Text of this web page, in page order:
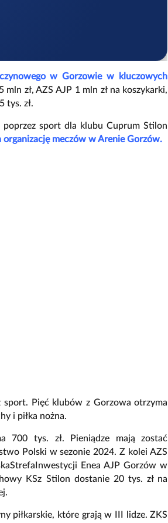
w Gorzowie w kluczowych
zł, AZS AJP 1 mln zł na koszykarki,
tys. zł.
poprzez sport dla klubu Cuprum Stilon
organizację meczów w Arenie Gorzów.
sport. Pięć klubów z Gorzowa otrzyma
i piłka nożna.
700 tys. zł. Pieniądze mają zostać
Polski w sezonie 2024. Z kolei AZS
Enea AJP Gorzów w
KSz Stilon dostanie 20 tys. zł na
piłkarskie, które grają w III lidze. ZKS